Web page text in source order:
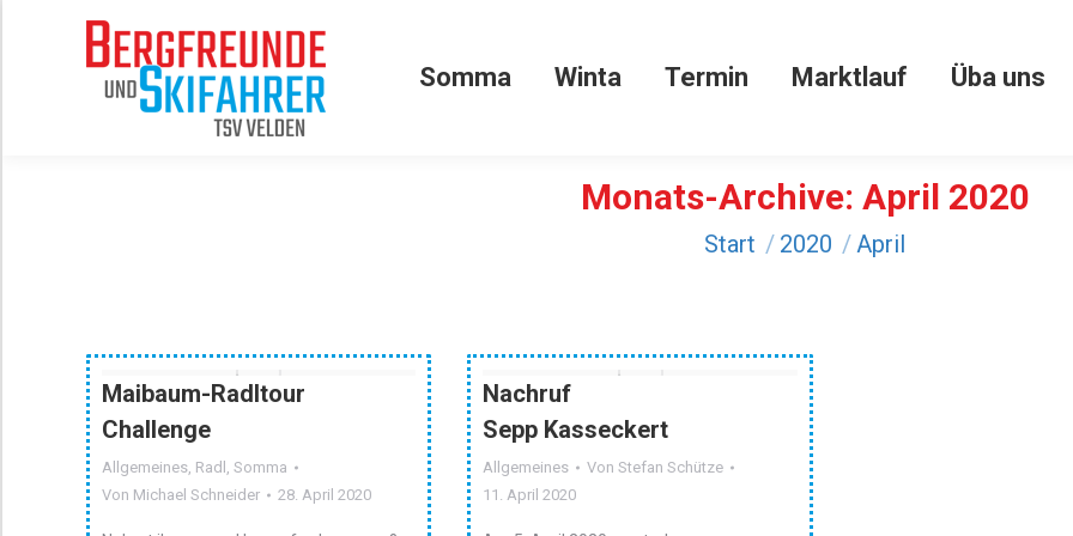
Somma Winta Termin Marktlauf Üba uns
Monats-Archive: April 2020
Sie befinden sich hier:
Start 2020 April
Maibaum-Radltour
Challenge
Allgemeines, Radl , Somma
Von Michael Schneider 28. April 2020
Nachruf
Sepp Kasseckert
Allgemeines VonStefan Schütze
11. April 2020